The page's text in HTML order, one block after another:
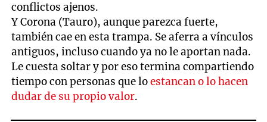
conflictos ajenos.
Y Corona (Tauro), aunque parezca fuerte,
también cae en esta trampa. Se aferra a vínculos
antiguos, incluso cuando ya no le aportan nada.
Le cuesta soltar y por eso termina compartiendo
tiempo con personas que loestancan o lo hacen
dudar de su propio valor.